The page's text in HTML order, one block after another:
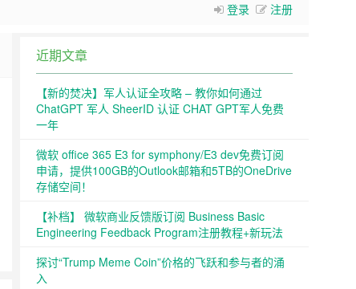
登录 注册
近期文章
【新的焚决】军人认证全攻略 – 教你如何通过
ChatGPT 军人 SheerID 认证 CHAT GPT军人免费
一年
微软 office 365 E3 for symphony/E3 dev免费订阅
申请，提供100GB的Outlook邮箱和5TB的OneDrive
存储空间！
【补档】 微软商业反馈版订阅 Business Basic
Engineering Feedback Program注册教程+新玩法
探讨“Trump Meme Coin”价格的飞跃和参与者的涌
入